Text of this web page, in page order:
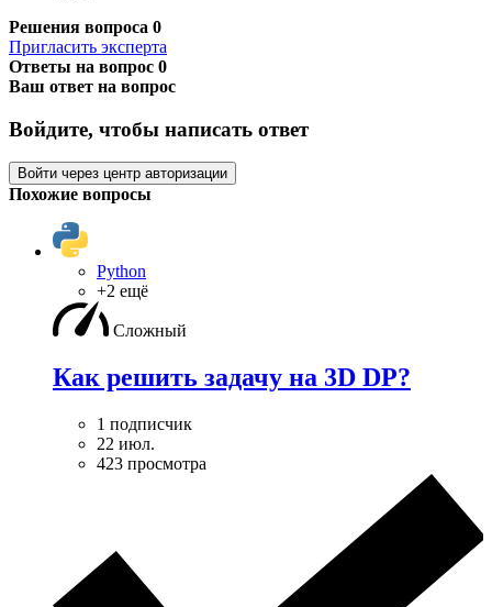
Решения вопроса 0
Пригласить эксперта
Ответы на вопрос 0
Ваш ответ на вопрос
Войдите, чтобы написать ответ
Войти через центр авторизации
Похожие вопросы
Python
+2 ещё
Сложный
Как решить задачу на 3D DP?
1 подписчик
22 июл.
423 просмотра